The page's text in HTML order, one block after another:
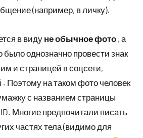
(например, в личку).
в видуне обычное фото , а
было однозначно провести знак
и страницей в соцсети,
. Поэтому на таком фото человек
с названием страницы
Многие предпочитали писать
частях тела (видимо для